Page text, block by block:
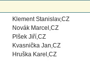
Klement Stanislav,CZ
Novák Marcel,CZ
Plšek Jiří,CZ
Kvasnička Jan,CZ
Hruška Karel,CZ